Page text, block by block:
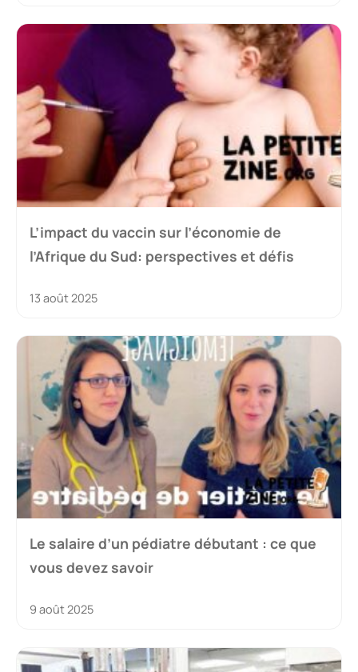
L’impact du vaccin sur l’économie de
l’Afrique du Sud: perspectives et défis
13 août 2025
Le salaire d’un pédiatre débutant : ce que
vous devez savoir
9 août 2025